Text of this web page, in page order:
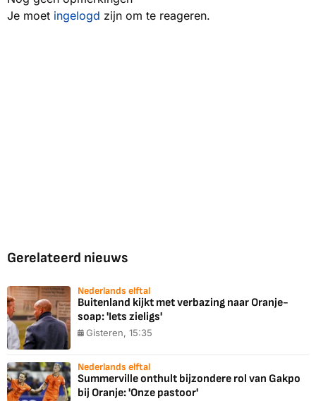
Je moet ingelogd zijn om te reageren.
Gerelateerd nieuws
Nederlands elftal
Buitenland kijkt met verbazing naar Oranje-
soap: 'Iets zieligs'
Gisteren, 15:35
Nederlands elftal
Summerville onthult bijzondere rol van Gakpo
bij Oranje: 'Onze pastoor'